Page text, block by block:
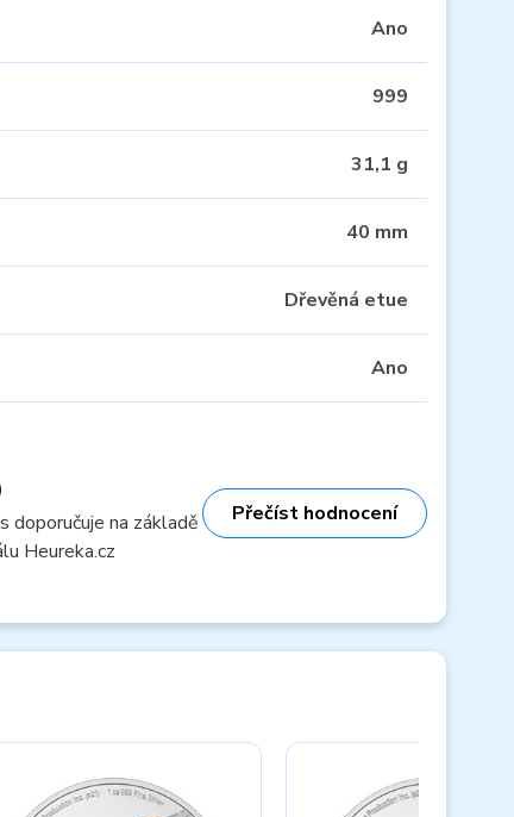
Ano
999
31,1 g
40 mm
Dřevěná etue
Ano
doporučuje na základě
Heureka.cz
Přečíst hodnocení